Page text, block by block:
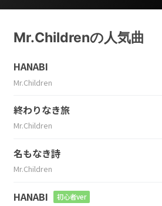
Mr.Childrenの人気曲
HANABI
Mr.Children
終わりなき旅
Mr.Children
名もなき詩
Mr.Children
HANABI 初心者ver